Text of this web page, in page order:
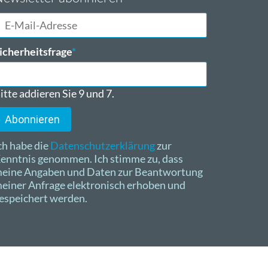
Mail-
*
addieren Sie 9 und 7.
Abonnieren
habe dieDatenschutzerklärungzur
genommen. Ich stimme zu, dass
Angaben und Daten zur Beantwortung
Anfrage elektronisch erhoben und
werden.